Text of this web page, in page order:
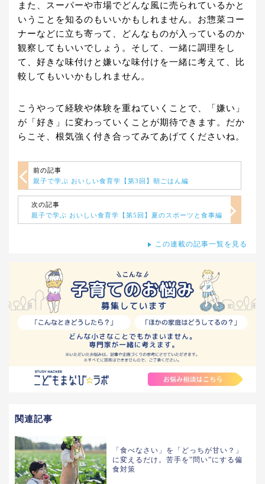
また、スーパーや市場でどんな風に売られているかと
いうことを知るのもいいかもしれません。お惣菜コー
ナーなどに立ち寄って、どんなものが入っているのか
観察してもいいでしょう。そして、一緒に調理をし
て、好きな味付けと嫌いな味付けを一緒に考えて、比
較してもいいかもしれません。
こうやって経験や体験を重ねていくことで、「嫌い」
が「好き」に変わっていくことが期待できます。だか
らこそ、根気強く付き合ってみてあげてくださいね。
前の記事
親子で学ぶ おいしい食育学【第3回】朝ごはん編
次の記事
親子で学ぶ おいしい食育学【第5回】夏のスポーツと食事編
この連載の記事一覧を見る
関連記事
「食べなさい」を「どっちが甘い？」
に変えるだけ。苦手を”問い”にする偏
食対策